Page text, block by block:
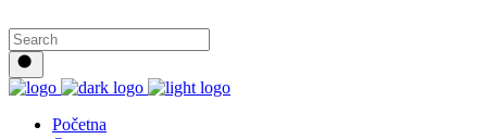
Početna